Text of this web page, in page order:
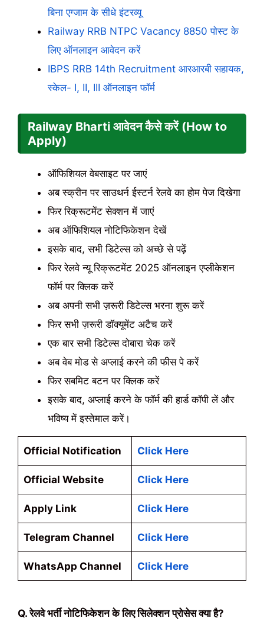
बिना एग्जाम के सीधे इंटरव्यू
Railway RRB NTPC Vacancy 8850 पोस्ट के
लिए ऑनलाइन आवेदन करें
IBPS RRB 14th Recruitment आरआरबी सहायक,
स्केल- I, II, III ऑनलाइन फॉर्म
Railway Bharti आवेदन कैसे करें (How to
Apply)
ऑफिशियल वेबसाइट पर जाएं
अब स्क्रीन पर साउथर्न ईस्टर्न रेलवे का होम पेज दिखेगा
फिर रिक्रूटमेंट सेक्शन में जाएं
अब ऑफिशियल नोटिफिकेशन देखें
इसके बाद, सभी डिटेल्स को अच्छे से पढ़ें
फिर रेलवे न्यू रिक्रूटमेंट 2025 ऑनलाइन एप्लीकेशन
फॉर्म पर क्लिक करें
अब अपनी सभी ज़रूरी डिटेल्स भरना शुरू करें
फिर सभी ज़रूरी डॉक्यूमेंट अटैच करें
एक बार सभी डिटेल्स दोबारा चेक करें
अब वेब मोड से अप्लाई करने की फीस पे करें
फिर सबमिट बटन पर क्लिक करें
इसके बाद, अप्लाई करने के फॉर्म की हार्ड कॉपी लें और
भविष्य में इस्तेमाल करें।
Official Notification Click Here
Official Website Click Here
Apply Link Click Here
Telegram Channel Click Here
WhatsApp Channel Click Here
Q. रेलवे भर्ती नोटिफिकेशन के लिए सिलेक्शन प्रोसेस क्या है?